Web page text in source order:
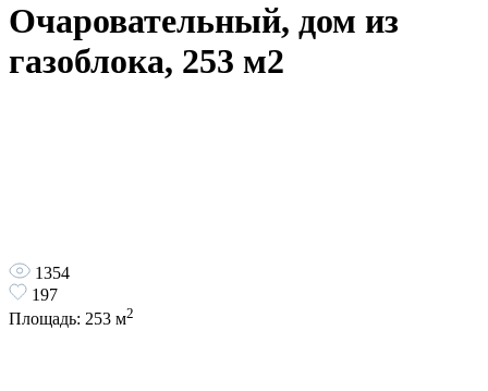
Очаровательный, дом из
газоблока, 253 м2
1354
197
Площадь: 253 м2